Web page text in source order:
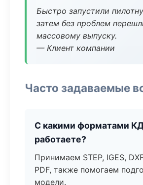
Быстро запустили
затем без проблем
массовому выпуску.
— Клиент компании
Часто задаваемые
С какими форматами
работаете?
Принимаем STEP, IGES,
PDF, также помогаем
модели.